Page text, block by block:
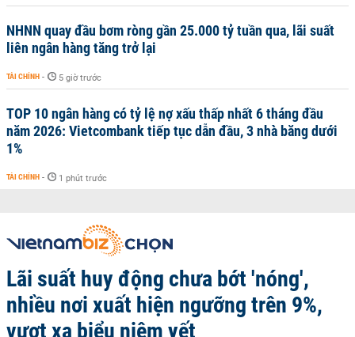
NHNN quay đầu bơm ròng gần 25.000 tỷ tuần qua, lãi suất
liên ngân hàng tăng trở lại
TÀI CHÍNH - 5 giờ trước
TOP 10 ngân hàng có tỷ lệ nợ xấu thấp nhất 6 tháng đầu
năm 2026: Vietcombank tiếp tục dẫn đầu, 3 nhà băng dưới
1%
TÀI CHÍNH - 1 phút trước
Lãi suất huy động chưa bớt 'nóng',
nhiều nơi xuất hiện ngưỡng trên 9%,
vượt xa biểu niêm yết